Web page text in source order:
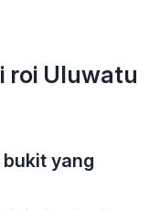
roi Uluwatu
yang